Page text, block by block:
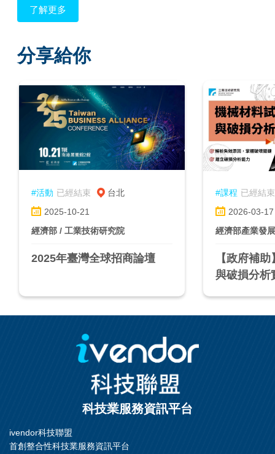
了解更多
分享給你
#活動 已經結束
台北
2025-10-21
經濟部 / 工業技術研究院
2025年臺灣全球招商論壇
#課程 已經結束
2026-03-
經濟部產業發
【政府補
與破損分析
科技業服務資訊平台
ivendor科技聯盟
首創整合性科技業服務資訊平台